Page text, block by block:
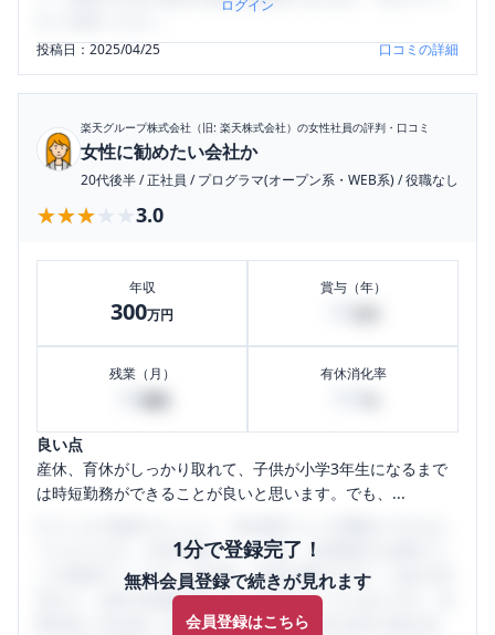
ログイン
投稿日：2025/04/25 口コミの詳細
楽天グループ株式会社（旧: 楽天株式会社） の女性社員の評判・口コミ
女性に勧めたい会社か
20代後半/正社員 /プログラマ(オープン系・WEB系) /役職なし
★★★★★
★★★★★ 3.0
年収
300万円
賞与（年）
残業（月） 有休消化率
良い点
産休、育休がしっかり取れて、子供が小学3年生になるまで
は時短勤務ができることが良いと思います。でも、...
1分で登録完了！
無料会員登録で続きが見れます
会員登録はこちら
うになります。SHEHUB(シーハブ)は、女性限定の企業口コ
ミの投稿サイトです。給与面・女性の働きやすさ・会社の評
判など、女性の転職は気にすべき点がたくさんあります。先
輩社員（元社員）の口コミを通して、本当の会社の姿を知